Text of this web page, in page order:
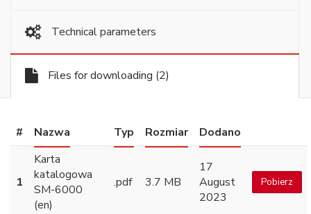
Technical parameters
Files for downloading (2)
# Nazwa Typ Rozmiar Dodano
1
Karta
katalogowa
SM-6000
(en)
.pdf 3.7 MB
17
August
2023
Pobierz